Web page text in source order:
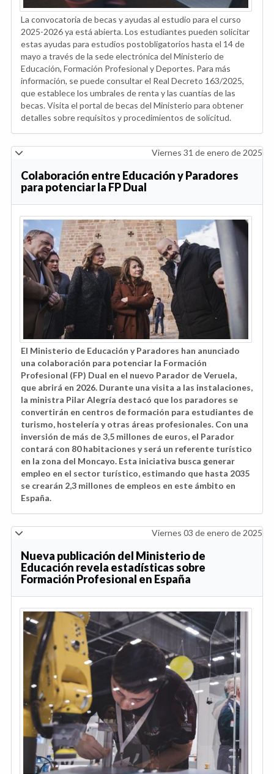
La convocatoria de becas y ayudas al estudio para el curso
2025-2026 ya está abierta. Los estudiantes pueden solicitar
estas ayudas para estudios postobligatorios hasta el 14 de
mayo a través de la sede electrónica del Ministerio de
Educación, Formación Profesional y Deportes. Para más
información, se puede consultar el Real Decreto 163/2025,
que establece los umbrales de renta y las cuantías de las
becas. Visita el portal de becas del Ministerio para obtener
detalles sobre requisitos y procedimientos de solicitud.
Viernes 31 de enero de 2025
Colaboración entre Educación y Paradores
para potenciar la FP Dual
El Ministerio de Educación y Paradores han anunciado
una colaboración para potenciar la Formación
Profesional (FP) Dual en el nuevo Parador de Veruela,
que abrirá en 2026. Durante una visita a las instalaciones,
la ministra Pilar Alegría destacó que los paradores se
convertirán en centros de formación para estudiantes de
turismo, hostelería y otras áreas profesionales. Con una
inversión de más de 3,5 millones de euros, el Parador
contará con 80 habitaciones y será un referente turístico
en la zona del Moncayo. Esta iniciativa busca generar
empleo en el sector turístico, estimando que hasta 2035
se crearán 2,3 millones de empleos en este ámbito en
España.
Viernes 03 de enero de 2025
Nueva publicación del Ministerio de
Educación revela estadísticas sobre
Formación Profesional en España